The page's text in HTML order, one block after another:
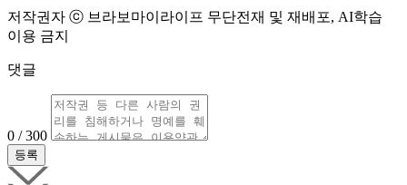
저작권자 ⓒ 브라보마이라이프 무단전재 및 재배포, AI학습
이용 금지
댓글
0 / 300